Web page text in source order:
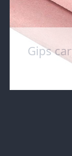
Gips